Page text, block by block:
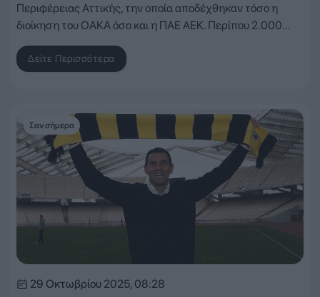
Περιφέρειας Αττικής, την οποία αποδέχθηκαν τόσο η
διοίκηση του ΟΑΚΑ όσο και η ΠΑΕ ΑΕΚ. Περίπου 2.000…
Δείτε Περισσότερα
Σαν σήμερα
29 Οκτωβρίου 2025, 08:28